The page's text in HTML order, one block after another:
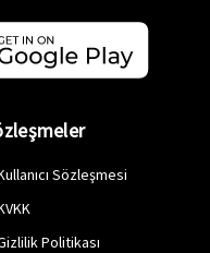
Sözleşmesi
Politikası